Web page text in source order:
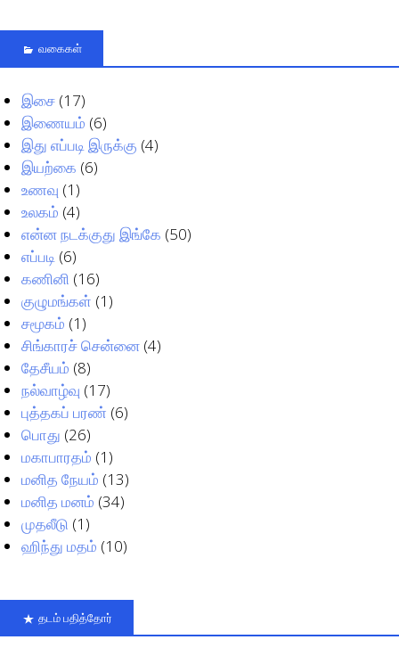
வகைகள்
இசை (17)
இணையம் (6)
இது எப்படி இருக்கு (4)
இயற்கை (6)
உணவு (1)
உலகம் (4)
என்ன நடக்குது இங்கே (50)
எப்படி (6)
கணினி (16)
குழுமங்கள் (1)
சமூகம் (1)
சிங்காரச் சென்னை (4)
தேசீயம் (8)
நல்வாழ்வு (17)
புத்தகப் பரண் (6)
பொது (26)
மகாபாரதம் (1)
மனித நேயம் (13)
மனித மனம் (34)
முதலீடு (1)
ஹிந்து மதம் (10)
தடம் பதித்தோர்